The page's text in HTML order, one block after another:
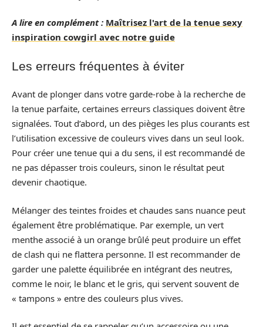
A lire en complément : Maîtrisez l'art de la tenue sexy
inspiration cowgirl avec notre guide
Les erreurs fréquentes à éviter
Avant de plonger dans votre garde-robe à la recherche de
la tenue parfaite, certaines erreurs classiques doivent être
signalées. Tout d’abord, un des pièges les plus courants est
l’utilisation excessive de couleurs vives dans un seul look.
Pour créer une tenue qui a du sens, il est recommandé de
ne pas dépasser trois couleurs, sinon le résultat peut
devenir chaotique.
Mélanger des teintes froides et chaudes sans nuance peut
également être problématique. Par exemple, un vert
menthe associé à un orange brûlé peut produire un effet
de clash qui ne flattera personne. Il est recommander de
garder une palette équilibrée en intégrant des neutres,
comme le noir, le blanc et le gris, qui servent souvent de
« tampons » entre des couleurs plus vives.